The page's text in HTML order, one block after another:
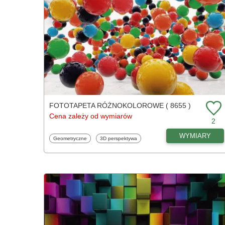
FOTOTAPETA RÓŻNOKOLOROWE ( 8655 )
Cena zależy od wymiarów
2
Fototapety
Geometryczne Fototapety
3D perspektywa WYMIARY